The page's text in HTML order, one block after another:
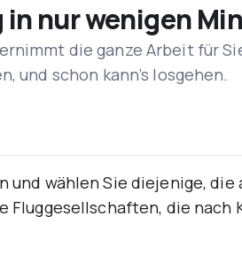
in nur wenigen
die ganze Arbeit für
und schon kann’s losgehen.
wählen Sie diejenige,
die nach